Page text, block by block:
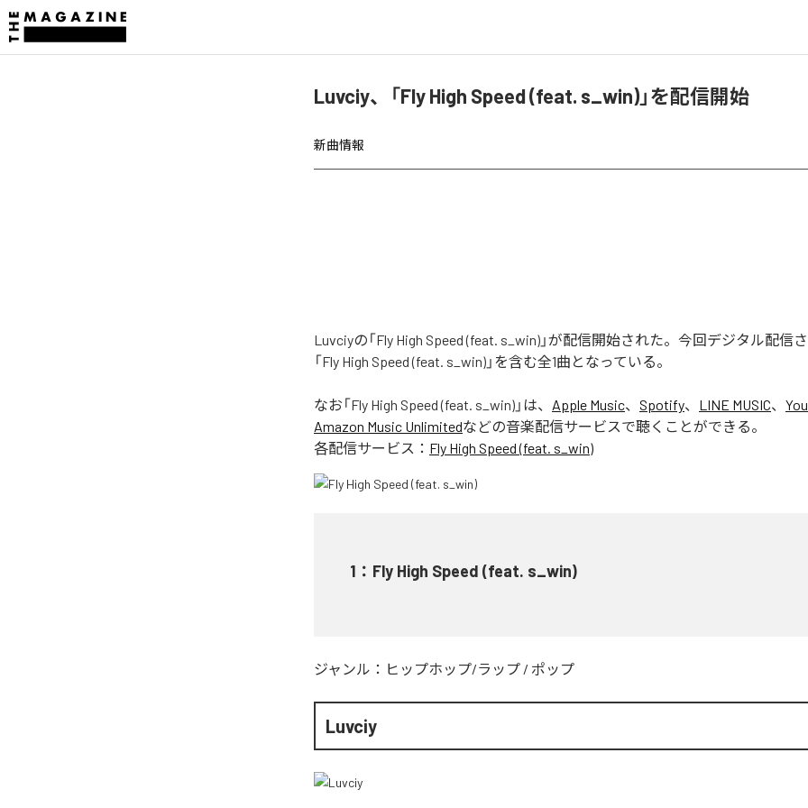
Luvciy、「Fly High Speed (feat. s_win)」を配信開始
新曲情報
Luvciyの「Fly High Speed (feat. s_win)」が配信開始された。今回デジタル配信
「Fly High Speed (feat. s_win)」を含む全1曲となっている。
なお「Fly High Speed (feat. s_win) 」は、 Apple Music、 Spotify、 LINE MUSIC、
Amazon Music Unlimitedなどの音楽配信サービスで聴くことができる。
各配信サービス： Fly High Speed (feat. s_win)
1 ： Fly High Speed (feat. s_win)
ジャンル： ヒップホップ/ラップ / ポップ
Luvciy